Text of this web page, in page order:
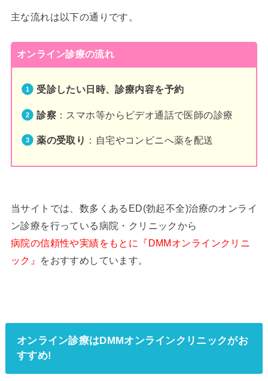
主な流れは以下の通りです。
オンライン診療の流れ
受診したい日時、診療内容を予約
診察 ：スマホ等からビデオ通話で医師の診療
薬の受取り ：自宅やコンビニへ薬を配送
当サイトでは、数多くあるED(勃起不全)治療のオンライ
ン診療を行っている病院・クリニックから
病院の信頼性や実績をもとに『DMMオンラインクリニ
ック』
をおすすめしています。
オンライン診療はDMMオンラインクリニックがお
すすめ!